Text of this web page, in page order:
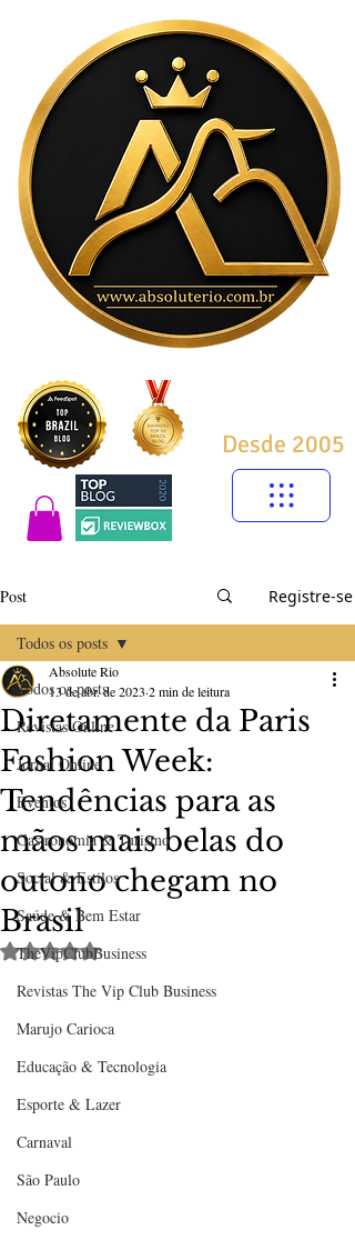
Desde 2005
Post Registre-se
Todos os posts
Revistas Online
Jornal Online
Eventos
Gastronomia & Turismo
Social & Estilos
Saúde & Bem Estar
TheVipClubBusiness
Revistas The Vip Club Business
Marujo Carioca
Educação & Tecnologia
Esporte & Lazer
Carnaval
São Paulo
Negocio
Todos os posts
Diretamente da Paris
Fashion Week:
Tendências para as
mãos mais belas do
outono chegam no
Brasil
Absolute Rio
13 de abr. de 2023 2 min de leitura
Avaliado com NaN de 5 estrelas.